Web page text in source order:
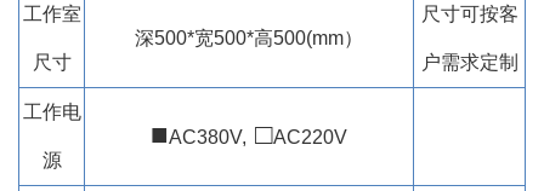
工作室
尺寸
深500*宽500*高500(mm）
尺寸可按客
户需求定制
工作电
源
■AC380V, □AC220V